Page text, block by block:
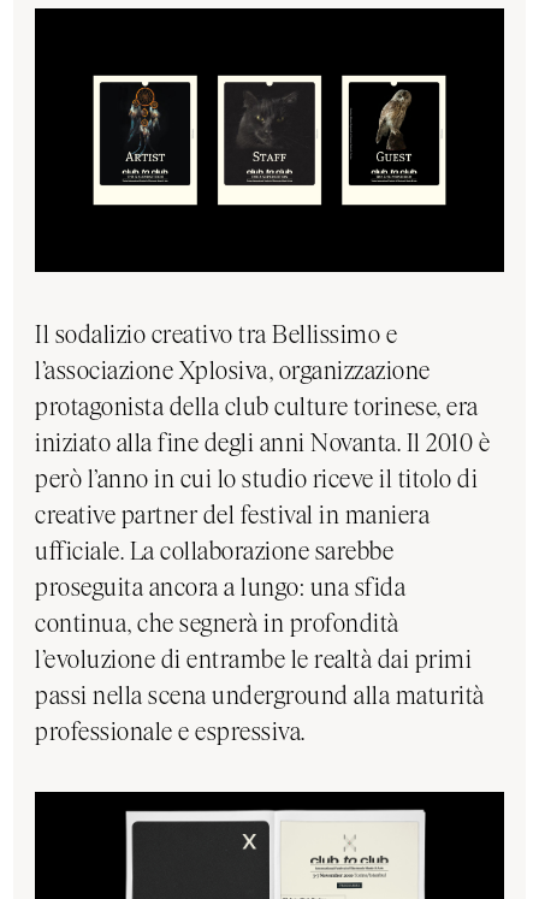
Il sodalizio creativo tra Bellissimo e
l’associazione Xplosiva, organizzazione
protagonista della club culture torinese, era
iniziato alla fine degli anni Novanta. Il 2010 è
però l’anno in cui lo studio riceve il titolo di
creative partner del festival in maniera
ufficiale. La collaborazione sarebbe
proseguita ancora a lungo: una sfida
continua, che segnerà in profondità
l’evoluzione di entrambe le realtà dai primi
passi nella scena underground alla maturità
professionale e espressiva.